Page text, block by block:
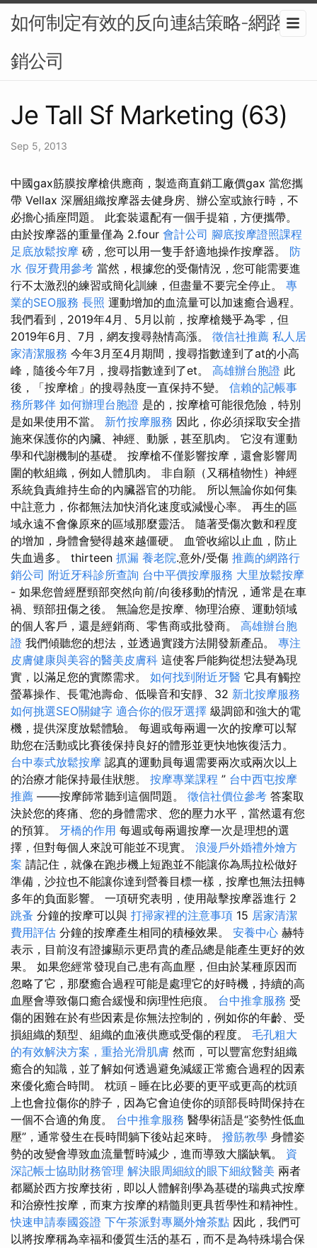
如何制定有效的反向連結策略-網路行
銷公司
Je Tall Sf Marketing (63)
Sep 5, 2013
中國gax筋膜按摩槍供應商，製造商直銷工廠價gax 當您攜
帶 Vellax 深層組織按摩器去健身房、辦公室或旅行時，不
必擔心插座問題。 此套裝還配有一個手提箱，方便攜帶。
由於按摩器的重量僅為 2.four 會計公司 腳底按摩證照課程
足底放鬆按摩 磅，您可以用一隻手舒適地操作按摩器。 防
水 假牙費用參考 當然，根據您的受傷情況，您可能需要進
行不太激烈的練習或簡化訓練，但盡量不要完全停止。 專
業的SEO服務 長照 運動增加的血流量可以加速癒合過程。
我們看到，2019年4月、5月以前，按摩槍幾乎為零，但
2019年6月、7月，網友搜尋熱情高漲。 徵信社推薦 私人居
家清潔服務 今年3月至4月期間，搜尋指數達到了at的小高
峰，隨後今年7月，搜尋指數達到了et。 高雄辦台胞證 此
後，「按摩槍」的搜尋熱度一直保持不變。 信賴的記帳事
務所夥伴 如何辦理台胞證 是的，按摩槍可能很危險，特別
是如果使用不當。 新竹按摩服務 因此，你必須採取安全措
施來保護你的內臟、神經、動脈，甚至肌肉。 它沒有運動
學和代謝機制的基礎。 按摩槍不僅影響按摩，還會影響周
圍的軟組織，例如人體肌肉。 非自願（又稱植物性）神經
系統負責維持生命的內臟器官的功能。 所以無論你如何集
中註意力，你都無法加快消化速度或減慢心率。 再生的區
域永遠不會像原來的區域那麼靈活。 隨著受傷次數和程度
的增加，身體會變得越來越僵硬。 血管收縮以止血，防止
失血過多。 thirteen 抓漏 養老院.意外/受傷 推薦的網路行
銷公司 附近牙科診所查詢 台中平價按摩服務 大里放鬆按摩
- 如果您曾經歷頸部突然向前/向後移動的情況，通常是在車
禍、頸部扭傷之後。 無論您是按摩、物理治療、運動領域
的個人客戶，還是經銷商、零售商或批發商。 高雄辦台胞
證 我們傾聽您的想法，並透過實踐方法開發新產品。 專注
皮膚健康與美容的醫美皮膚科 這使客戶能夠從想法變為現
實，以滿足您的實際需求。 如何找到附近牙醫 它具有觸控
螢幕操作、長電池壽命、低噪音和安靜、32 新北按摩服務
如何挑選SEO關鍵字 適合你的假牙選擇 級調節和強大的電
機，提供深度放鬆體驗。 每週或每兩週一次的按摩可以幫
助您在活動或比賽後保持良好的體形並更快地恢復活力。
台中泰式放鬆按摩 認真的運動員每週需要兩次或兩次以上
的治療才能保持最佳狀態。 按摩專業課程 ” 台中西屯按摩
推薦 ——按摩師常聽到這個問題。 徵信社價位參考 答案取
決於您的疼痛、您的身體需求、您的壓力水平，當然還有您
的預算。 牙橋的作用 每週或每兩週按摩一次是理想的選
擇，但對每個人來說可能並不現實。 浪漫戶外婚禮外燴方
案 請記住，就像在跑步機上短跑並不能讓你為馬拉松做好
準備，沙拉也不能讓你達到營養目標一樣，按摩也無法扭轉
多年的負面影響。 一項研究表明，使用敲擊按摩器進行 2
跳蚤 分鐘的按摩可以與 打掃家裡的注意事項 15 居家清潔
費用評估 分鐘的按摩產生相同的積極效果。 安養中心 赫特
表示，目前沒有證據顯示更昂貴的產品總是能產生更好的效
果。 如果您經常發現自己患有高血壓，但由於某種原因而
忽略了它，那麼癒合過程可能是處理它的好時機，持續的高
血壓會導致傷口癒合緩慢和病理性疤痕。 台中推拿服務 受
傷的困難在於有些因素是你無法控制的，例如你的年齡、受
損組織的類型、組織的血液供應或受傷的程度。 毛孔粗大
的有效解決方案，重拾光滑肌膚 然而，可以豐富您對組織
癒合的知識，並了解如何透過避免減緩正常癒合過程的因素
來優化癒合時間。 枕頭－睡在比必要的更平或更高的枕頭
上也會拉傷你的脖子，因為它會迫使你的頭部長時間保持在
一個不合適的角度。 台中推拿服務 醫學術語是“姿勢性低血
壓”，通常發生在長時間躺下後站起來時。 撥筋教學 身體姿
勢的改變會導致血流量暫時減少，進而導致大腦缺氧。 資
深記帳士協助財務管理 解決眼周細紋的眼下細紋醫美 兩者
都屬於西方按摩技術，即以人體解剖學為基礎的瑞典式按摩
和治療性按摩，而東方按摩的精髓則更具哲學性和精神性。
快速申請泰國簽證 下午茶派對專屬外燴茶點 因此，我們可
以將按摩稱為幸福和優質生活的基石，而不是為特殊場合保